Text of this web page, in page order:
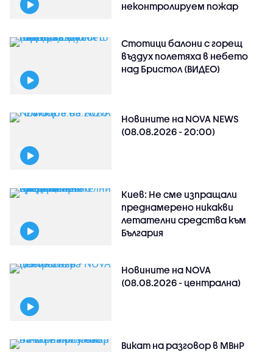
неконтролируем пожар
Стотици балони с горещ
въздух полетяха в небето
над Бристол (ВИДЕО)
Новините на NOVA NEWS
(08.08.2026 - 20:00)
Киев: Не сме изпращали
преднамерено никакви
летателни средства към
България
Новините на NOVA
(08.08.2026 - централна)
Викат на разговор в МВнР